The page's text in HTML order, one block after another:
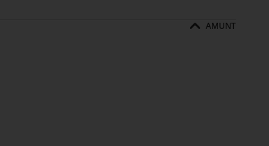
AMUNT